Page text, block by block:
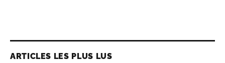
ARTICLES LES PLUS LUS